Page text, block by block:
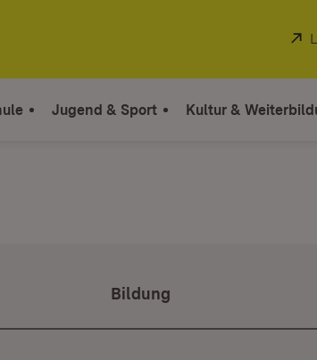
Jugend & Sport Kultur &
Bildung